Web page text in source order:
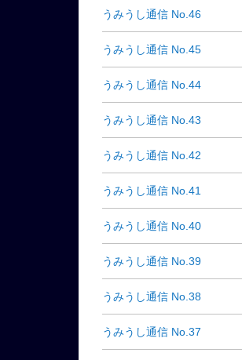
うみうし通信 No.46
うみうし通信 No.45
うみうし通信 No.44
うみうし通信 No.43
うみうし通信 No.42
うみうし通信 No.41
うみうし通信 No.40
うみうし通信 No.39
うみうし通信 No.38
うみうし通信 No.37